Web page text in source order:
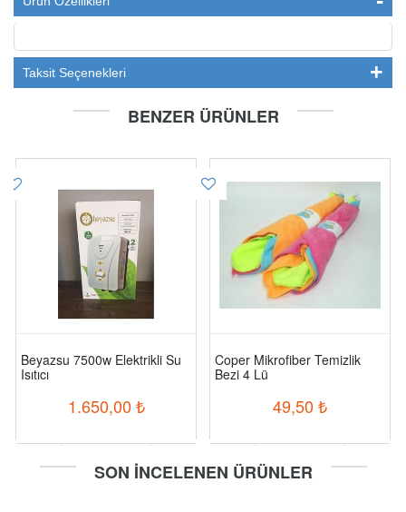
Taksit Seçenekleri
BENZER ÜRÜNLER
Beyazsu 7500w Elektrikli Su
Isıtıcı
1.650,00 ₺
Coper Mikrofiber Temizlik
Bezi 4 Lü
49,50 ₺
SON İNCELENEN ÜRÜNLER